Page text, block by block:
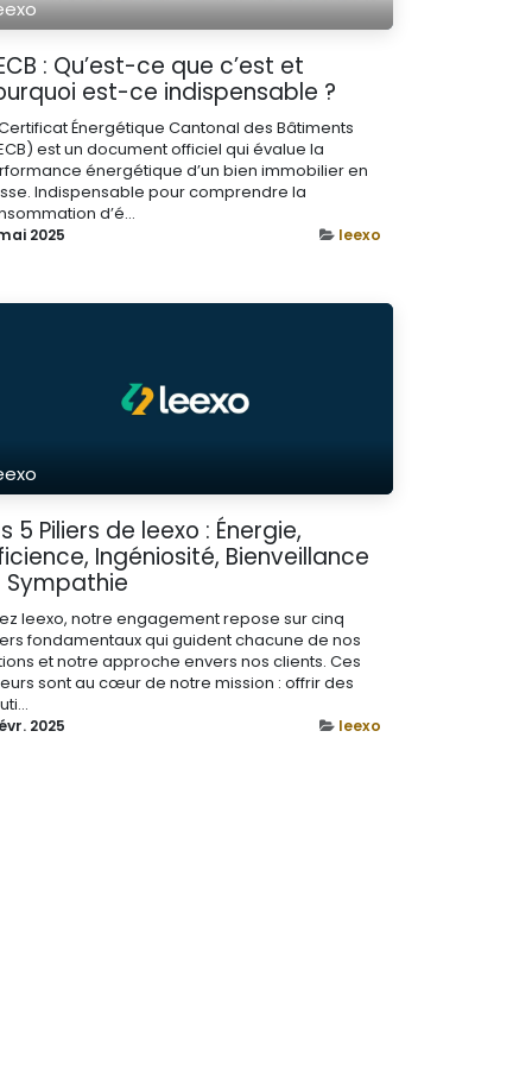
: Qu’est-ce que c’est et
est-ce indispensable ?
Énergétique Cantonal des Bâtiments
est un document officiel qui évalue la
énergétique d’un bien immobilier en
Indispensable pour comprendre la
d’é...
2025 leexo
5 Piliers de leexo : Énergie,
Ingéniosité, Bienveillance
Sympathie
leexo, notre engagement repose sur cinq
fondamentaux qui guident chacune de nos
et notre approche envers nos clients. Ces
sont au cœur de notre mission : offrir des
2025 leexo